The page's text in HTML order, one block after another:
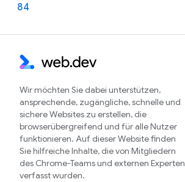
84
Wir möchten Sie dabei unterstützen,
ansprechende, zugängliche, schnelle und
sichere Websites zu erstellen, die
browserübergreifend und für alle Nutzer
funktionieren. Auf dieser Website finden
Sie hilfreiche Inhalte, die von Mitgliedern
des Chrome-Teams und externen Experten
verfasst wurden.